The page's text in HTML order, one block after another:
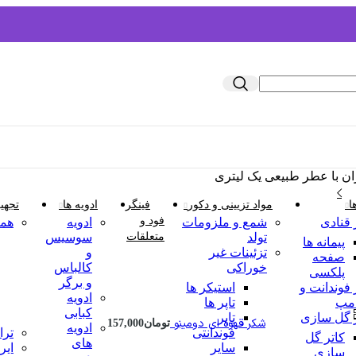
قنادی
پیمانه ها
صفحه
پلکسی
فوندانت و
گل سازی
کاتر گل
سازی
مواد تزیینی و دکور
شمع و ملزومات
تولد
تزئینات غیر
خوراکی
استیکر ها
تاپر ها
تاپر
فوندانتی
سایر
فینگر
فود و
متعلقات
ادویه ها
ادویه
سوسیس
و
کالباس
و برگر
ادویه
کبابی
ادویه
های
با عطر طبیعی یک لیتری
شکر قهوه ای دومینوتومان157,000